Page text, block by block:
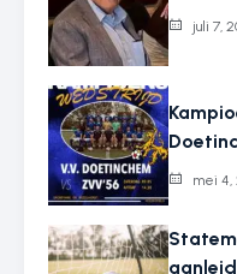
juli 7,
mei 4,